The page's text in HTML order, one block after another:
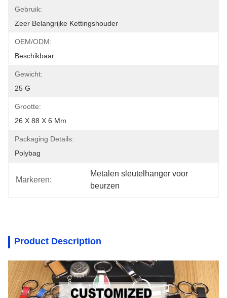
Gebruik:
Zeer Belangrijke Kettingshouder
OEM/ODM:
Beschikbaar
Gewicht:
25 G
Grootte:
26 X 88 X 6 Mm
Packaging Details:
Polybag
Markeren:
Metalen sleutelhanger voor
beurzen
Product Description